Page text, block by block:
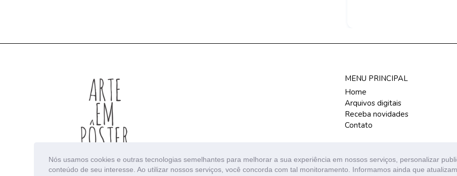
Nós usamos cookies e outras tecnologias semelhantes para melhorar a sua experiência em nossos serviços, personalizar
conteúdo de seu interesse. Ao utilizar nossos serviços, você concorda com tal monitoramento. Informamos ainda que
MENU PRINCIPAL
Home
Arquivos digitais
Receba novidades
Contato